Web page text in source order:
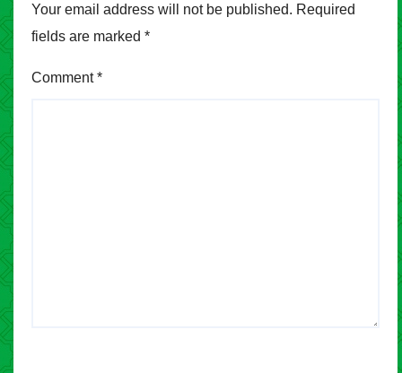
Your email address will not be published. Required
fields are marked *
Comment*